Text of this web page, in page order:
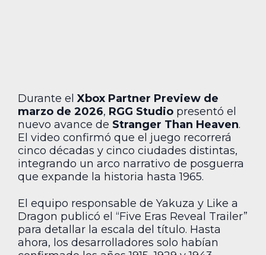
Durante elXbox Partner Preview de
marzo de 2026, RGG Studio presentó el
nuevo avance de Stranger Than Heaven.
El video confirmó que el juego recorrerá
cinco décadas y cinco ciudades distintas,
integrando un arco narrativo de posguerra
que expande la historia hasta 1965.
El equipo responsable de Yakuza y Like a
Dragon publicó el “Five Eras Reveal Trailer”
para detallar la escala del título. Hasta
ahora, los desarrolladores solo habían